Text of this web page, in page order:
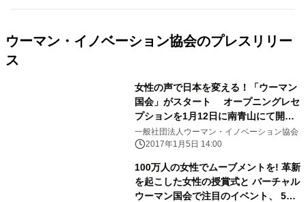
ウーマン・イノベーション協会のプレスリリー
ス
女性の声で日本を変える！「ウーマン
国会」がスタート オープニングレセ
プションを1月12日に南青山にて開
催！
一般社団法人ウーマン・イノベーション協会
2017年1月5日 14:00
100万人の女性でムーブメントを! 革新
を起こした女性の授賞式と バーチャル
ウーマン国会で注目のイベント、 5月